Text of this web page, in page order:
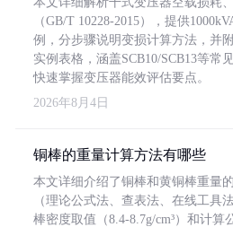
（GB/T 10228-2015），提供
例，分步骤说明变损计算方法，并
实例表格，涵盖SCB10/SCB13等常
快速掌握变压器能效评估要点。
2026年8月4日
铜棒的重量计算方法有哪些
本文详细介绍了铜棒和黄铜棒重量
（理论公式法、查表法、在线工具
棒密度取值（8.4-8.7g/cm³）和计算